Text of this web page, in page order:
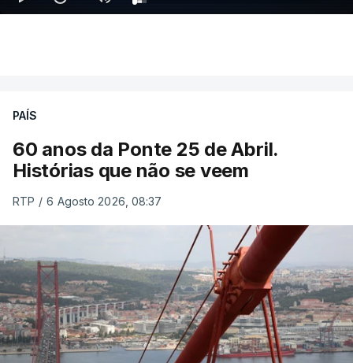
PAÍS
60 anos da Ponte 25 de Abril.
Histórias que não se veem
RTP / 6 Agosto 2026, 08:37